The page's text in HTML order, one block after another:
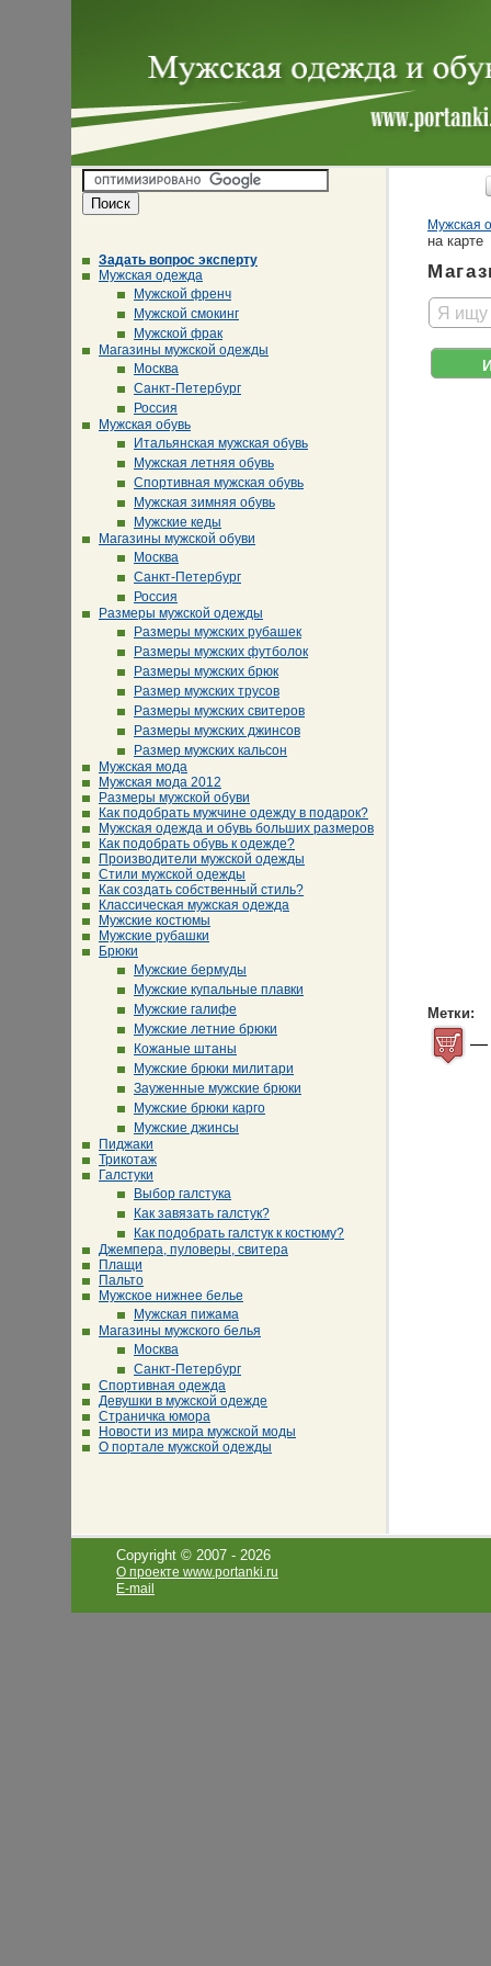
Задать вопрос эксперту
Мужская одежда
Мужской френч
Мужской смокинг
Мужской фрак
Магазины мужской одежды
Москва
Санкт-Петербург
Россия
Мужская обувь
Итальянская мужская обувь
Мужская летняя обувь
Спортивная мужская обувь
Мужская зимняя обувь
Мужские кеды
Магазины мужской обуви
Москва
Санкт-Петербург
Россия
Размеры мужской одежды
Размеры мужских рубашек
Размеры мужских футболок
Размеры мужских брюк
Размер мужских трусов
Размеры мужских свитеров
Размеры мужских джинсов
Размер мужских кальсон
Мужская мода
Мужская мода 2012
Размеры мужской обуви
Как подобрать мужчине одежду в подарок?
Мужская одежда и обувь больших размеров
Как подобрать обувь к одежде?
Производители мужской одежды
Стили мужской одежды
Как создать собственный стиль?
Классическая мужская одежда
Мужские костюмы
Мужские рубашки
Брюки
Мужские бермуды
Мужские купальные плавки
Мужские галифе
Мужские летние брюки
Кожаные штаны
Мужские брюки милитари
Зауженные мужские брюки
Мужские брюки карго
Мужские джинсы
Пиджаки
Трикотаж
Галстуки
Выбор галстука
Как завязать галстук?
Как подобрать галстук к костюму?
Джемпера, пуловеры, свитера
Плащи
Пальто
Мужское нижнее белье
Мужская пижама
Магазины мужского белья
Москва
Санкт-Петербург
Спортивная одежда
Девушки в мужской одежде
Страничка юмора
Новости из мира мужской моды
О портале мужской одежды
Мужская
на карте
Я ищу
Метки:
—
Copyright © 2007 - 2026
О проекте www.portanki.ru
E-mail